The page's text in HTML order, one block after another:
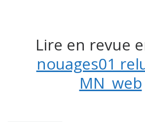
Lire en revue
nouages01
MN_web